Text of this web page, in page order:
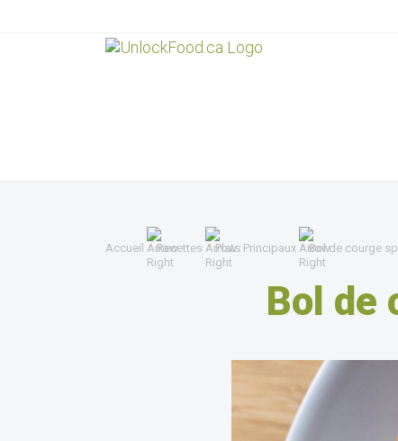
Accueil Recettes Plats Principaux Bol de courge
Bol de